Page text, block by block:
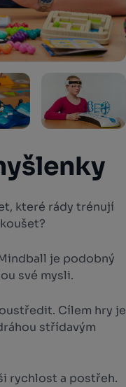
které rády trénují
je podobný
své mysli.
Cílem hry je
střídavým
rychlost a postřeh.